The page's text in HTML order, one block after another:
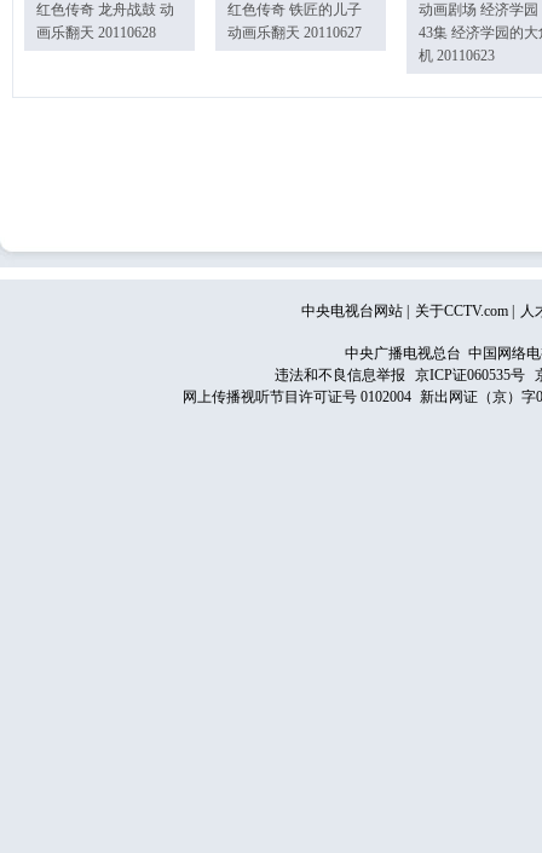
红色传奇 龙舟战鼓 动
画乐翻天 20110628
红色传奇 铁匠的儿子
动画乐翻天 20110627
动画剧场 经济学园
43集 经济学园的大
机 20110623
中央电视台网站 关于CCTV.com 人
中央广播电视总台 中国网络
违法和不良信息举报
京ICP证060535号
网上传播视听节目许可证号 0102004 新出网证（京）